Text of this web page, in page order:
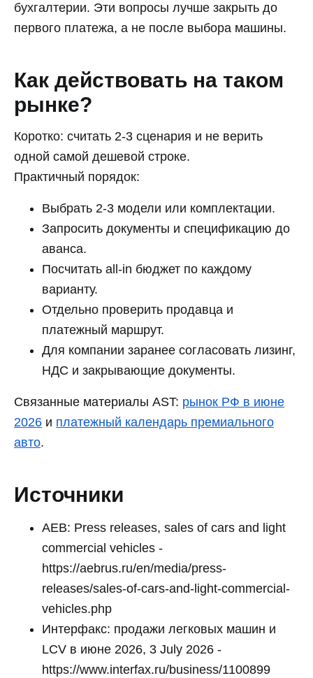
бухгалтерии. Эти вопросы лучше закрыть до
первого платежа, а не после выбора машины.
Как действовать на таком
рынке?
Коротко: считать 2-3 сценария и не верить
одной самой дешевой строке.
Практичный порядок:
Выбрать 2-3 модели или комплектации.
Запросить документы и спецификацию до
аванса.
Посчитать all-in бюджет по каждому
варианту.
Отдельно проверить продавца и
платежный маршрут.
Для компании заранее согласовать лизинг,
НДС и закрывающие документы.
Связанные материалы AST: рынок РФ в июне
2026 и платежный календарь премиального
авто.
Источники
AEB: Press releases, sales of cars and light
commercial vehicles -
https://aebrus.ru/en/media/press-
releases/sales-of-cars-and-light-commercial-
vehicles.php
Интерфакс: продажи легковых машин и
LCV в июне 2026, 3 July 2026 -
https://www.interfax.ru/business/1100899